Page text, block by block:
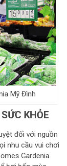
Mỹ Đình
KHỎE
đối với nguồn
nhu cầu vui chơi
Gardenia